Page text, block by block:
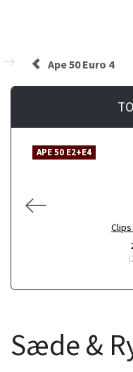
Ape 50 Euro 4
APE 50 E2+E4
(
Sæde &